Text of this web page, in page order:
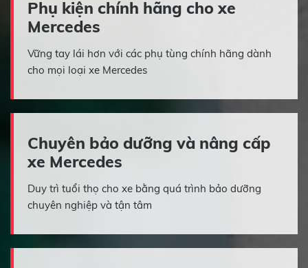
Phụ kiện chính hãng cho xe
Mercedes
Vững tay lái hơn với các phụ tùng chính hãng dành
cho mọi loại xe Mercedes
Chuyên bảo dưỡng và nâng cấp
xe Mercedes
Duy trì tuổi thọ cho xe bằng quá trình bảo dưỡng
chuyên nghiệp và tận tâm